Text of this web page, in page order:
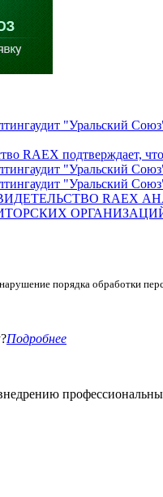
"Уральский
RAEX подтверждает,
"Уральский
"Уральский
RAEX
порядка обработки
Подробнее